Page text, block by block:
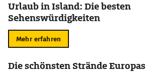
Urlaub in Island: Die besten
Sehenswürdigkeiten
Mehr erfahren
Die schönsten Strände Europas